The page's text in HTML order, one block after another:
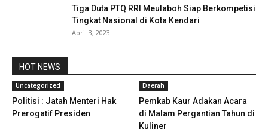
Tiga Duta PTQ RRI Meulaboh Siap Berkompetisi
Tingkat Nasional di Kota Kendari
April 3, 2023
HOT NEWS
Uncategorized
Politisi : Jatah Menteri Hak
Prerogatif Presiden
Daerah
Pemkab Kaur Adakan Acara
di Malam Pergantian Tahun di
Kuliner